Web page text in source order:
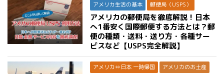
アメリカ生活の基本 郵便局（USPS）
アメリカの郵便局を徹底解説！日本
へ1番安く国際郵便する方法とは？郵
便の種類・送料・送り方・各種サー
ビスなど【USPS完全解説】
アメリカ⇔日本 一時帰国 アメリカのお土産